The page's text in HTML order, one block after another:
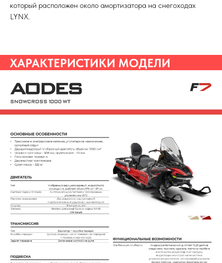
который расположен около амортизатора на снегоходах
LYNX.
ХАРАКТЕРИСТИКИ МОДЕЛИ